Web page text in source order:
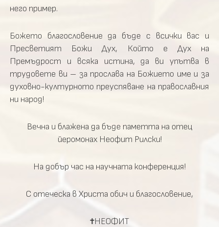
него пример.
Божето благословение да бъде с всички вас и
Пресветият Божи Дух, Който е Дух на
Премъдрост и всяка истина, да ви упътва в
трудовете ви – за прослава на Божието име и за
духовно-културното преуспяване на православния
ни народ!
Вечна и блажена да бъде паметта на отец
йеромонах Неофит Рилски!
На добър час на научната конференция!
С отеческа в Христа обич и благословение,
†НЕОФИТ